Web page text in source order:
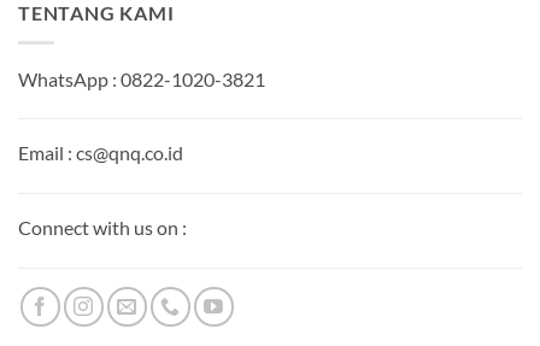
TENTANG KAMI
WhatsApp : 0822-1020-3821
Email : cs@qnq.co.id
Connect with us on :